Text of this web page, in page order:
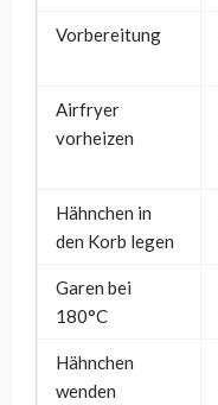
Vorbereitung
Airfryer
vorheizen
Hähnchen in
den Korb legen
Garen bei
180°C
Hähnchen
wenden